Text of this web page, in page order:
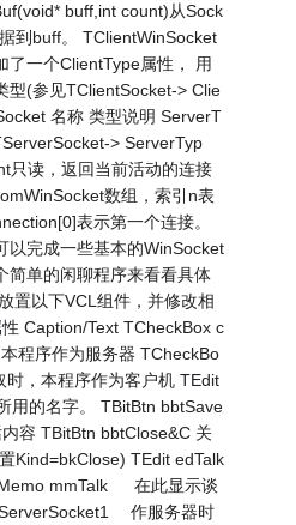
buff,int count)从Sock
到buff。 TClientWinSocket
了一个ClientType属性， 用
型(参见TClientSocket-> Clie
名称 类型说明 ServerT
> ServerTyp
只读，返回当前活动的连接
数组，索引n表
表示第一个连接。
以完成一些基本的WinSocket
简单的闲聊程序来看看具体
置以下VCL组件，并修改相
Caption/Text TCheckBox c
程序作为服务器 TCheckBo
，本程序作为客户机 TEdit
用的名字。 TBitBtn bbtSave
容 TBitBtn bbtClose&C 关
Kind=bkClose) TEdit edTalk
mmTalk 在此显示谈
作服务器时